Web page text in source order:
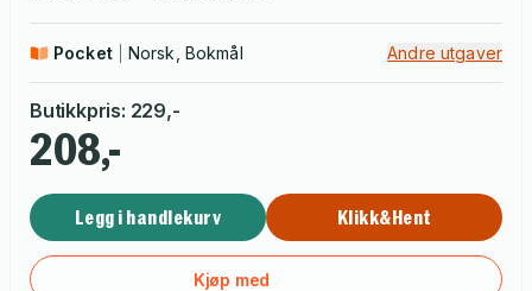
Pocket Norsk, Bokmål Andre utgaver
Butikkpris: 229,-
208,-
Legg i handlekurv Klikk&Hent
Kjøp med